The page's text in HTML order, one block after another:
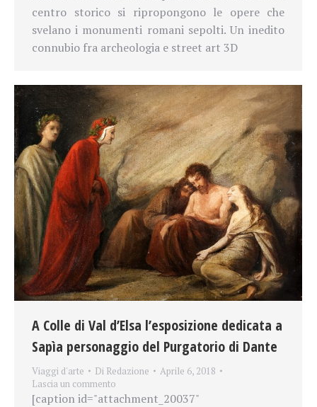
centro storico si ripropongono le opere che
svelano i monumenti romani sepolti. Un inedito
connubio fra archeologia e street art 3D
A Colle di Val d’Elsa l’esposizione dedicata a
Sapìa personaggio del Purgatorio di Dante
Viaggi d'arte Di Redazione
Aprile 6, 2018
Lascia un commento
[caption id="attachment_20037"